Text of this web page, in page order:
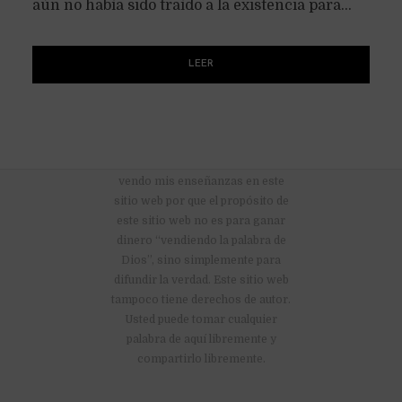
aún no había sido traído a la existencia para...
LEER
vendo mis enseñanzas en este
sitio web por que el propósito de
este sitio web no es para ganar
dinero “vendiendo la palabra de
Dios”, sino simplemente para
difundir la verdad. Este sitio web
tampoco tiene derechos de autor.
Usted puede tomar cualquier
palabra de aquí libremente y
compartirlo libremente.